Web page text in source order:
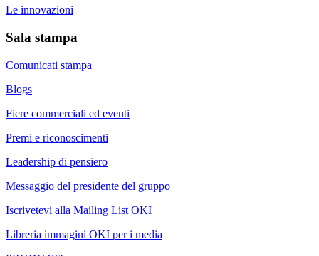
Le innovazioni
Sala stampa
Comunicati stampa
Blogs
Fiere commerciali ed eventi
Premi e riconoscimenti
Leadership di pensiero
Messaggio del presidente del gruppo
Iscrivetevi alla Mailing List OKI
Libreria immagini OKI per i media